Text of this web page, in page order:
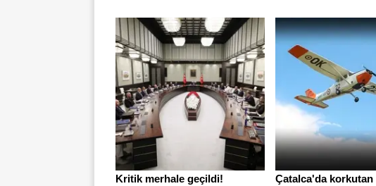
Kritik merhale geçildi!
Çatalca'da korkutan